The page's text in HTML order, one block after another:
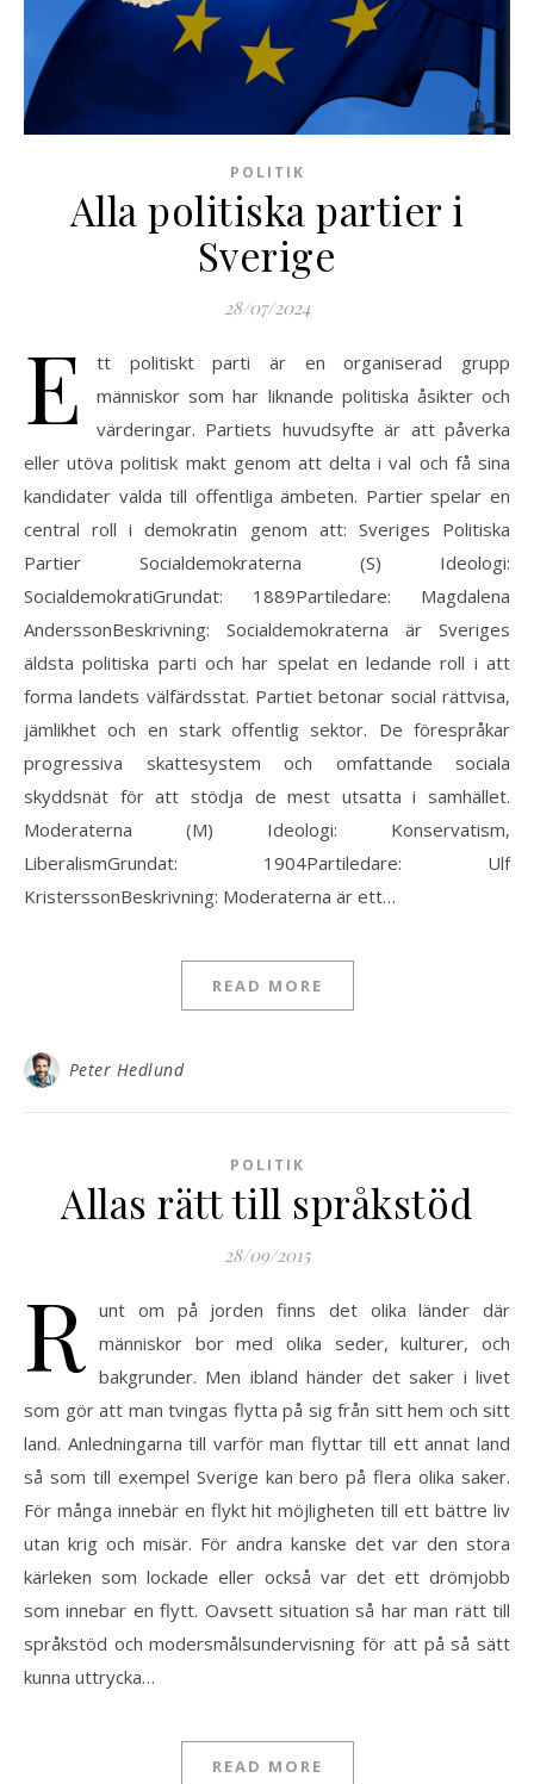
POLITIK
Alla politiska partier i
Sverige
28/07/2024
E
tt politiskt parti är en organiserad grupp
människor som har liknande politiska åsikter och
värderingar. Partiets huvudsyfte är att påverka
eller utöva politisk makt genom att delta i val och få sina
kandidater valda till offentliga ämbeten. Partier spelar en
central roll i demokratin genom att: Sveriges Politiska
Partier Socialdemokraterna (S) Ideologi:
SocialdemokratiGrundat: 1889Partiledare: Magdalena
AnderssonBeskrivning: Socialdemokraterna är Sveriges
äldsta politiska parti och har spelat en ledande roll i att
forma landets välfärdsstat. Partiet betonar social rättvisa,
jämlikhet och en stark offentlig sektor. De förespråkar
progressiva skattesystem och omfattande sociala
skyddsnät för att stödja de mest utsatta i samhället.
Moderaterna (M) Ideologi: Konservatism,
LiberalismGrundat: 1904Partiledare: Ulf
KristerssonBeskrivning: Moderaterna är ett…
READ MORE
Peter Hedlund
POLITIK
Allas rätt till språkstöd
28/09/2015
R unt om på jorden finns det olika länder där
människor bor med olika seder, kulturer, och
bakgrunder. Men ibland händer det saker i livet
som gör att man tvingas flytta på sig från sitt hem och sitt
land. Anledningarna till varför man flyttar till ett annat land
så som till exempel Sverige kan bero på flera olika saker.
För många innebär en flykt hit möjligheten till ett bättre liv
utan krig och misär. För andra kanske det var den stora
kärleken som lockade eller också var det ett drömjobb
som innebar en flytt. Oavsett situation så har man rätt till
språkstöd och modersmålsundervisning för att på så sätt
kunna uttrycka…
READ MORE